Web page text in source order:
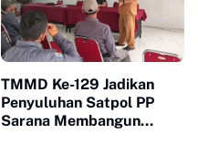
TMMD Ke-129 Jadikan
Penyuluhan Satpol PP
Sarana Membangun